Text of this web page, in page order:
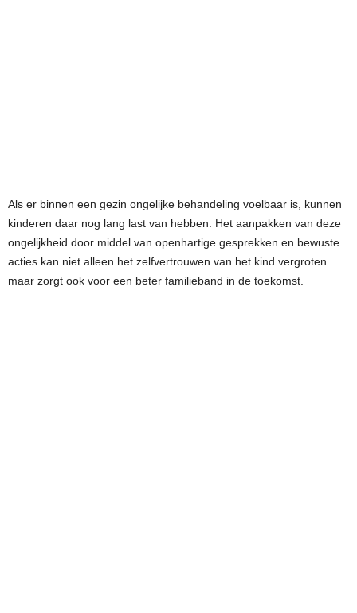
Als er binnen een gezin ongelijke behandeling voelbaar is, kunnen
kinderen daar nog lang last van hebben. Het aanpakken van deze
ongelijkheid door middel van openhartige gesprekken en bewuste
acties kan niet alleen het zelfvertrouwen van het kind vergroten
maar zorgt ook voor een beter familieband in de toekomst.